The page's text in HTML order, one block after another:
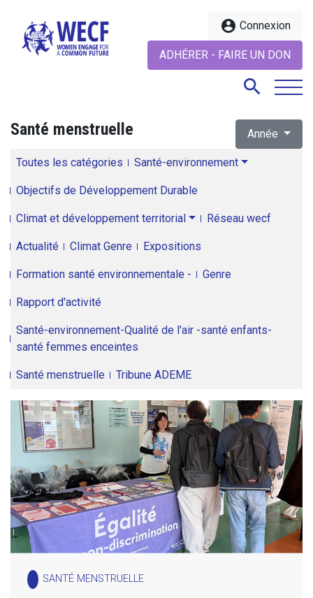
account_circle Connexion
ADHÉRER - FAIRE UN DON
search
Santé menstruelle Année
Toutes les catégories Santé-environnement
Objectifs de Développement Durable
Climat et développement territorial Réseau wecf
Actualité Climat Genre Expositions
Formation santé environnementale - Genre
Rapport d'activité
Santé-environnement-Qualité de l'air -santé enfants-
santé femmes enceintes
Santé menstruelle Tribune ADEME
SANTÉ MENSTRUELLE